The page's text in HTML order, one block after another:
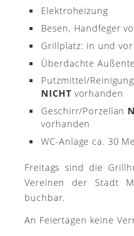
Elektroheizung
Besen, Handfeger
Grillplatz: in und
Überdachte
Putzmittel/
NICHT vorhanden
Geschirr/Porzellan
vorhanden
WC-Anlage ca. 30
Freitags sind die
Vereinen der Stadt
buchbar.
An Feiertagen keine